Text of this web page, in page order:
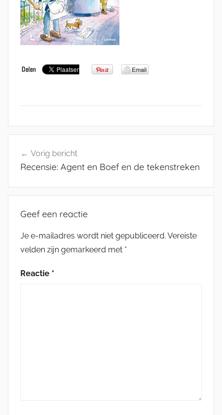
navigatie
Vorig bericht
Recensie: Agent en Boef en de tekenstreken
Geef een reactie
Je e-mailadres wordt niet gepubliceerd. Vereiste
velden zijn gemarkeerd met *
Reactie *